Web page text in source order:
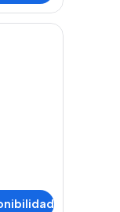
y un aparador
moderna con un